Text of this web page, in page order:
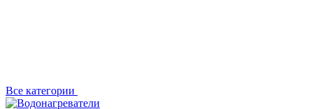
Все категории